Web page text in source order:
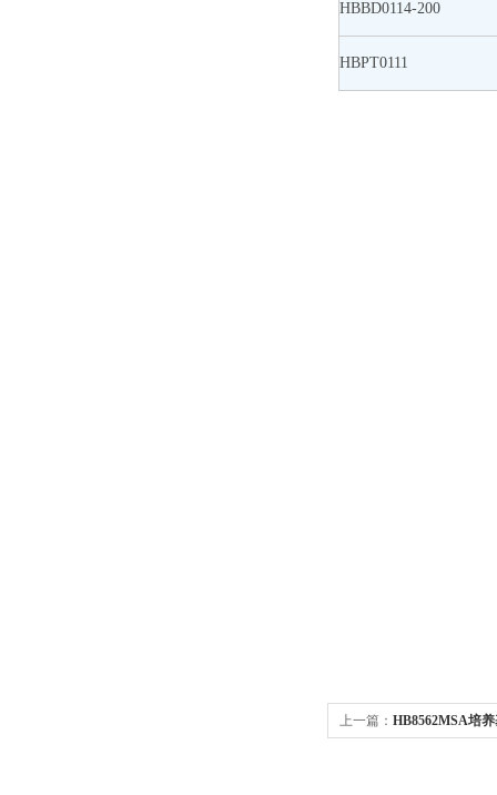
HBBD0114-200
HBPT0111
上一篇： HB8562MSA培